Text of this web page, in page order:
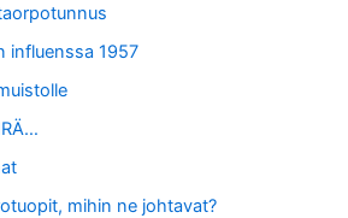
influenssa 1957
mihin ne johtavat?